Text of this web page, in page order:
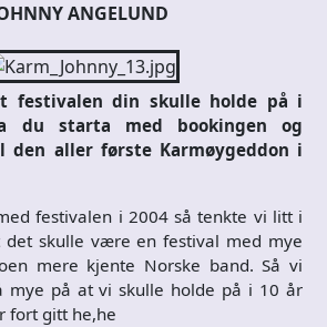
ANGELUND
festivalen din skulle holde på i
du starta med bookingen og
den aller første Karmøygeddon i
festivalen i 2004 så tenkte vi litt i
det skulle være en festival med mye
mere kjente Norske band. Så vi
mye på at vi skulle holde på i 10 år
fort gitt he,he